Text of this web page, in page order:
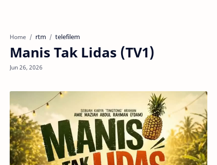
Home rtm telefilem
Manis Tak Lidas (TV1)